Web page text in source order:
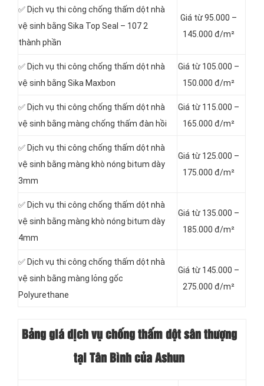
✅ Dịch vụ thi công chống thấm dột nhà
vệ sinh bằng Sika Top Seal – 107 2
thành phần
Giá từ 95.000 –
145.000 đ/m²
✅ Dịch vụ thi công chống thấm dột nhà
vệ sinh bằng Sika Maxbon
Giá từ 105.000 –
150.000 đ/m²
✅ Dịch vụ thi công chống thấm dột nhà
vệ sinh bằng màng chống thấm đàn hồi
Giá từ 115.000 –
165.000 đ/m²
✅ Dịch vụ thi công chống thấm dột nhà
vệ sinh bằng màng khò nóng bitum dày
3mm
Giá từ 125.000 –
175.000 đ/m²
✅ Dịch vụ thi công chống thấm dột nhà
vệ sinh bằng màng khò nóng bitum dày
4mm
Giá từ 135.000 –
185.000 đ/m²
✅ Dịch vụ thi công chống thấm dột nhà
vệ sinh bằng màng lỏng gốc
Polyurethane
Giá từ 145.000 –
275.000 đ/m²
Bảng giá dịch vụ chống thấm dột sân thượng
tại Tân Bình của Ashun